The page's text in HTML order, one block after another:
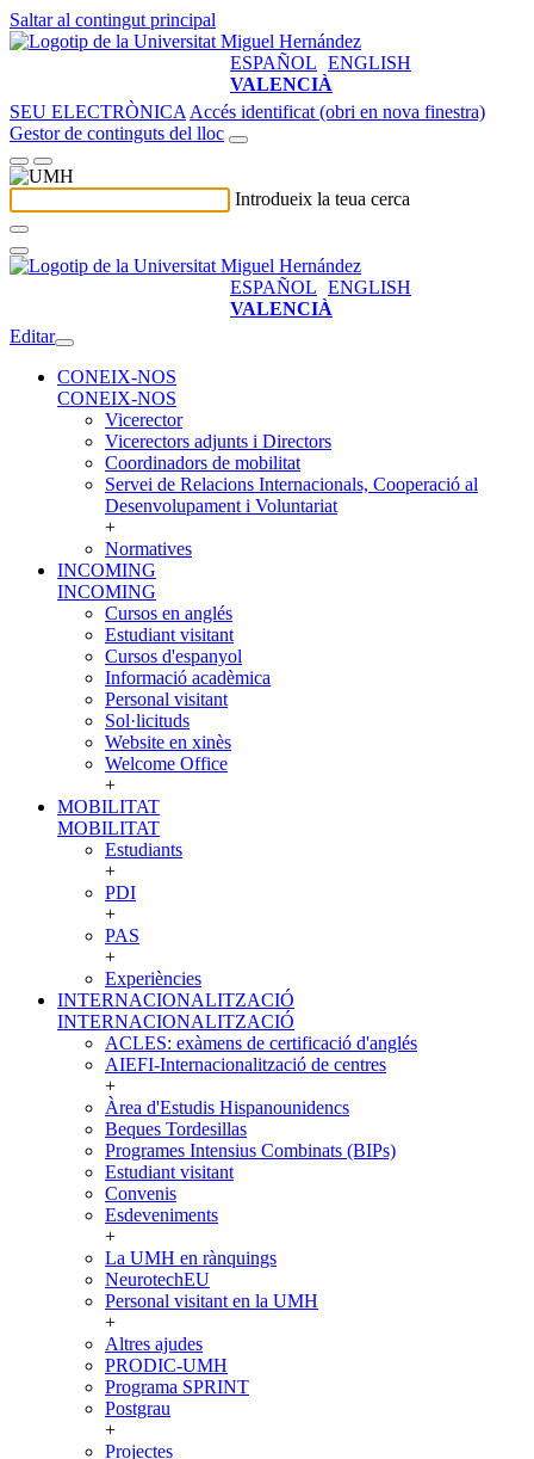
Saltar al contingut principal
ESPAÑOL ENGLISH
VALENCIÀ
SEU ELECTRÒNICA Accés identificat (obri en nova finestra)
Gestor de continguts del lloc
Introdueix la teua cerca
ESPAÑOL ENGLISH
VALENCIÀ
Editar
CONEIX-NOS
CONEIX-NOS
Vicerector
Vicerectors adjunts i Directors
Coordinadors de mobilitat
Servei de Relacions Internacionals, Cooperació al
Desenvolupament i Voluntariat
+
Normatives
INCOMING
INCOMING
Cursos en anglés
Estudiant visitant
Cursos d'espanyol
Informació acadèmica
Personal visitant
Sol·licituds
Website en xinès
Welcome Office
+
MOBILITAT
MOBILITAT
Estudiants
+
PDI
+
PAS
+
Experiències
INTERNACIONALITZACIÓ
INTERNACIONALITZACIÓ
ACLES: exàmens de certificació d'anglés
AIEFI-Internacionalització de centres
+
Àrea d'Estudis Hispanounidencs
Beques Tordesillas
Programes Intensius Combinats (BIPs)
Estudiant visitant
Convenis
Esdeveniments
+
La UMH en rànquings
NeurotechEU
Personal visitant en la UMH
+
Altres ajudes
PRODIC-UMH
Programa SPRINT
Postgrau
+
Projectes